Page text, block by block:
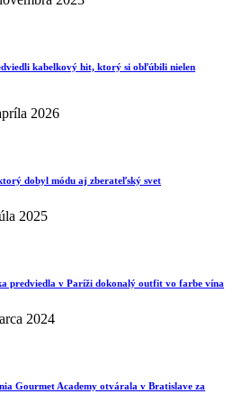
kabelkový hit, ktorý si obľúbili nielen
2026
dobyl módu aj zberateľský svet
2025
predviedla v Paríži dokonalý outfit vo farbe vína
2024
Gourmet Academy otvárala v Bratislave za